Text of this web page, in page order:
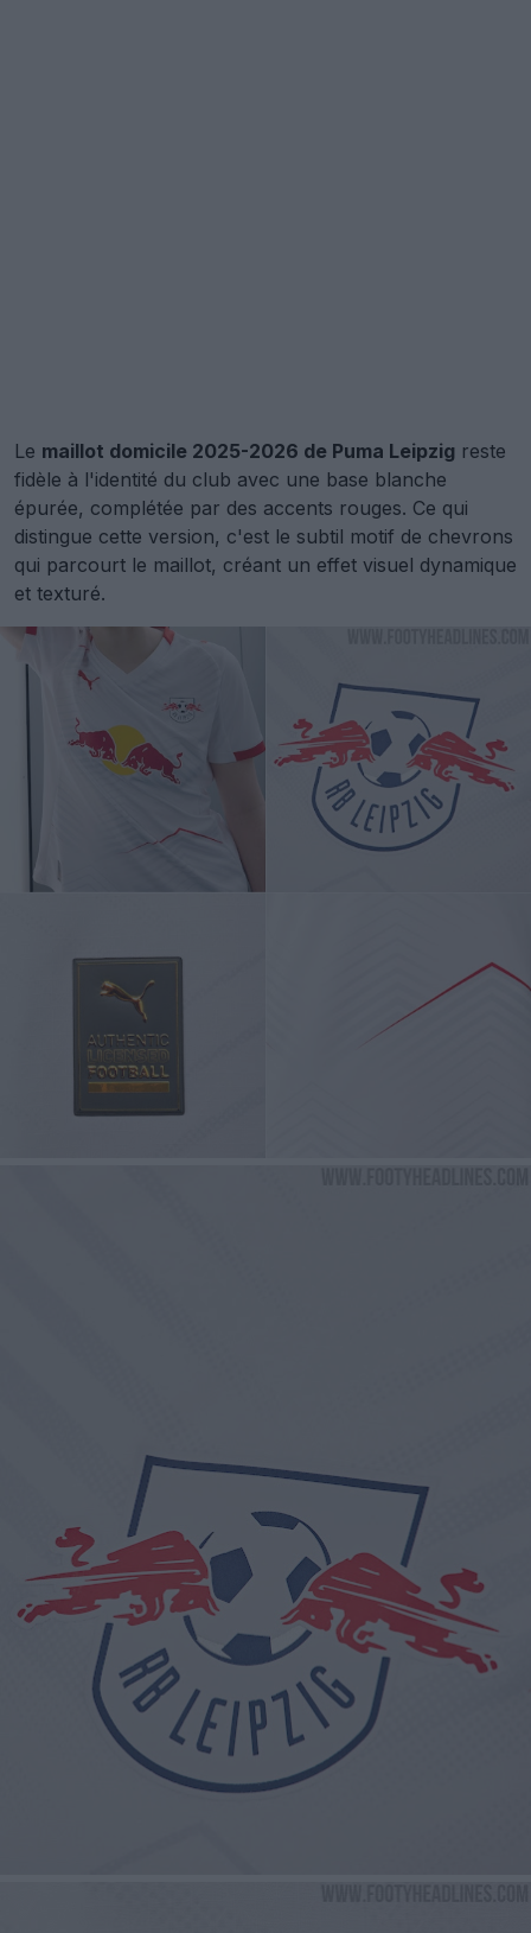
Le maillot domicile 2025-2026 de Puma Leipzig reste
fidèle à l'identité du club avec une base blanche
épurée, complétée par des accents rouges. Ce qui
distingue cette version, c'est le subtil motif de chevrons
qui parcourt le maillot, créant un effet visuel dynamique
et texturé.